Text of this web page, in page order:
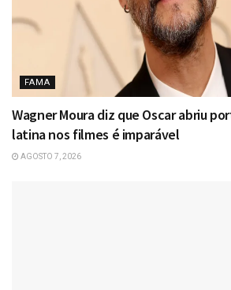
FAMA
Wagner Moura diz que Oscar abriu
latina nos filmes é imparável
AGOSTO 7, 2026